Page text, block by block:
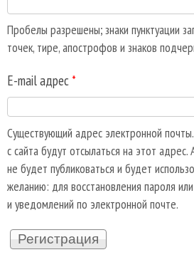
Пробелы разрешены; знаки пунктуации
точек, тире, апострофов и знаков
E-mail адрес *
Существующий адрес электронной
с сайта будут отсылаться на этот
не будет публиковаться и будет
желанию: для восстановления пароля
и уведомлений по электронной почте.